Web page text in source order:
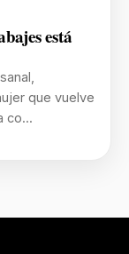
está
que vuelve
co...